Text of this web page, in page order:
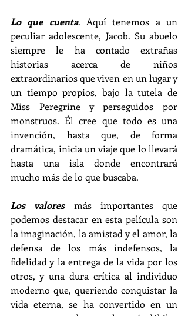
Lo que cuenta. Aquí tenemos a un
peculiar adolescente, Jacob. Su abuelo
siempre le ha contado extrañas
historias acerca de niños
extraordinarios que viven en un lugar y
un tiempo propios, bajo la tutela de
Miss Peregrine y perseguidos por
monstruos. Él cree que todo es una
invención, hasta que, de forma
dramática, inicia un viaje que lo llevará
hasta una isla donde encontrará
mucho más de lo que buscaba.
Los valores más importantes que
podemos destacar en esta película son
la imaginación, la amistad y el amor, la
defensa de los más indefensos, la
fidelidad y la entrega de la vida por los
otros, y una dura crítica al individuo
moderno que, queriendo conquistar la
vida eterna, se ha convertido en un